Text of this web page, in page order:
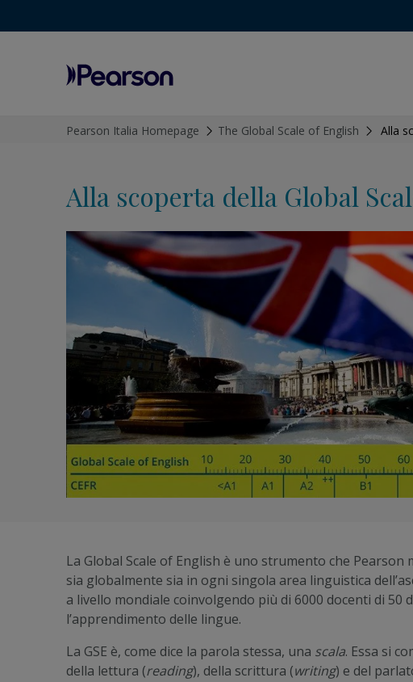
Menu
Pearson Italia Homepage > The Global Scale of English > Alla
Alla scoperta della Global
La Global Scale of English è uno strumento che
sia globalmente sia in ogni singola area linguistica
a livello mondiale coinvolgendo più di 6000 docenti di 50
l’apprendimento delle lingue.
La GSE è, come dice la parola stessa, una scala. Essa si
della lettura (reading), della scrittura (writing) e del